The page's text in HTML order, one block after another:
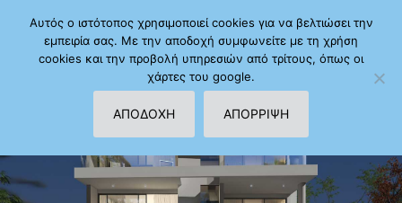
Αυτός ο ιστότοπος χρησιμοποιεί cookies για να βελτιώσει την
εμπειρία σας. Με την αποδοχή συμφωνείτε με τη χρήση
cookies και την προβολή υπηρεσιών από τρίτους, όπως οι
χάρτες του google.
ΑΠΟΔΟΧΗ ΑΠΟΡΡΙΨΗ